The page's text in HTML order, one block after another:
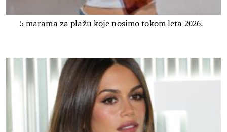
5 marama za plažu koje nosimo tokom leta 2026.